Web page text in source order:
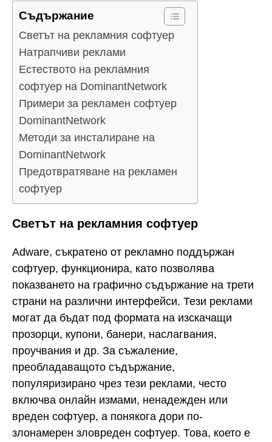
Съдържание
Светът на рекламния софтуер
Натрапчиви реклами
Естеството на рекламния
софтуер на DominantNetwork
Примери за рекламен софтуер
DominantNetwork
Методи за инсталиране на
DominantNetwork
Предотвратяване на рекламен
софтуер
Светът на рекламния софтуер
Adware, съкратено от рекламно поддържан
софтуер, функционира, като позволява
показването на графично съдържание на трети
страни на различни интерфейси. Тези реклами
могат да бъдат под формата на изскачащи
прозорци, купони, банери, наслагвания,
проучвания и др. За съжаление,
преобладаващото съдържание,
популяризирано чрез тези реклами, често
включва онлайн измами, ненадежден или
вреден софтуер, а понякога дори по-
злонамерен зловреден софтуер. Това, което е